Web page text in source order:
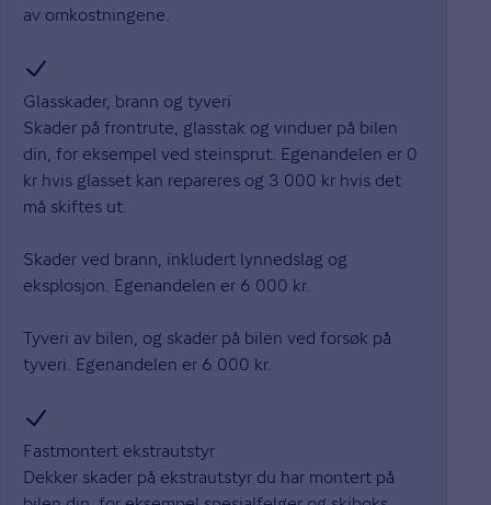
av omkostningene.
Glasskader, brann og tyveri
Skader på frontrute, glasstak og vinduer på bilen
din, for eksempel ved steinsprut. Egenandelen er 0
kr hvis glasset kan repareres og 3 000 kr hvis det
må skiftes ut.
Skader ved brann, inkludert lynnedslag og
eksplosjon. Egenandelen er 6 000 kr.
Tyveri av bilen, og skader på bilen ved forsøk på
tyveri. Egenandelen er 6 000 kr.
Fastmontert ekstrautstyr
Dekker skader på ekstrautstyr du har montert på